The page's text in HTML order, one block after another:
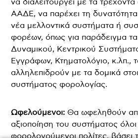
να διαλειτουργεί με τα
ΑΑΔΕ, να παρέχει τη
νέα μελλοντικά συστήματα ή
φορέων, όπως για παράδειγμα
Δυναμικού, Κεντρικού
Εγγράφων, Κτηματολόγιο, κ.λπ.,
αλληλεπιδρούν με τα δομικά
συστήματος φορολογίας.
Ωφελούμενοι: Θα ωφεληθούν
αξιοποίηση του συστήματος όλοι
φορολογούμενοι πολίτες, βάσει